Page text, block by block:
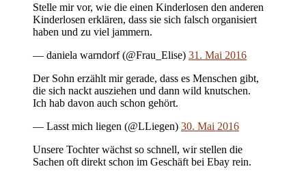
Stelle mir vor, wie die einen Kinderlosen den anderen
Kinderlosen erklären, dass sie sich falsch organisiert
haben und zu viel jammern.
— daniela warndorf (@Frau_Elise) 31. Mai 2016
Der Sohn erzählt mir gerade, dass es Menschen gibt,
die sich nackt ausziehen und dann wild knutschen.
Ich hab davon auch schon gehört.
— Lasst mich liegen (@LLiegen) 30. Mai 2016
Unsere Tochter wächst so schnell, wir stellen die
Sachen oft direkt schon im Geschäft bei Ebay rein.